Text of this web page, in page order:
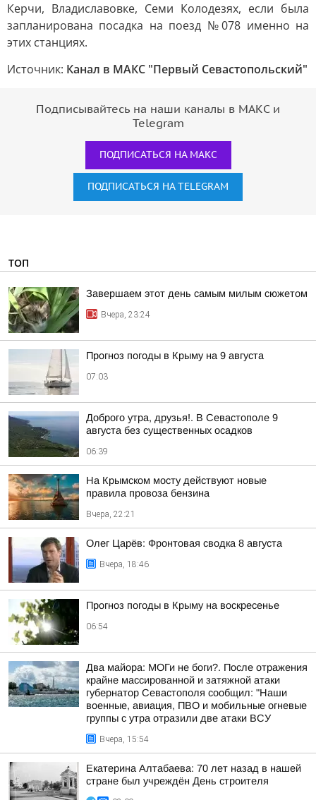
Керчи, Владиславовке, Семи Колодезях, если была
запланирована посадка на поезд №078 именно на
этих станциях.
Источник: Канал в МАКС "Первый Севастопольский"
Подписывайтесь на наши каналы в МАКС и
Telegram
ПОДПИСАТЬСЯ НА МАКС
ПОДПИСАТЬСЯ НА TELEGRAM
ТОП
Завершаем этот день самым милым сюжетом
Вчера, 23:24
Прогноз погоды в Крыму на 9 августа
07:03
Доброго утра, друзья!. В Севастополе 9
августа без существенных осадков
06:39
На Крымском мосту действуют новые
правила провоза бензина
Вчера, 22:21
Олег Царёв: Фронтовая сводка 8 августа
Вчера, 18:46
Прогноз погоды в Крыму на воскресенье
06:54
Два майора: МОГи не боги?. После отражения
крайне массированной и затяжной атаки
губернатор Севастополя сообщил: "Наши
военные, авиация, ПВО и мобильные огневые
группы с утра отразили две атаки ВСУ
Вчера, 15:54
Екатерина Алтабаева: 70 лет назад в нашей
стране был учреждён День строителя